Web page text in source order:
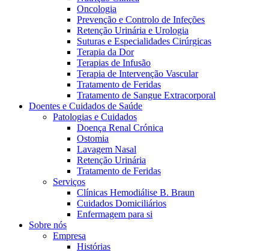
Contactos
Em diálogo com a B. Braun. Entre em contacto connosco
Oncologia
Prevenção e Controlo de Infeções
Retenção Urinária e Urologia
Suturas e Especialidades Cirúrgicas
Terapia da Dor
Terapias de Infusão
Terapia de Intervenção Vascular
Tratamento de Feridas
Tratamento de Sangue Extracorporal
Doentes e Cuidados de Saúde
Patologias e Cuidados
Doença Renal Crónica
Ostomia
Lavagem Nasal
Retenção Urinária
Tratamento de Feridas
Serviços
Clínicas Hemodiálise B. Braun
Cuidados Domiciliários
Enfermagem para si
Sobre nós
Empresa
Histórias